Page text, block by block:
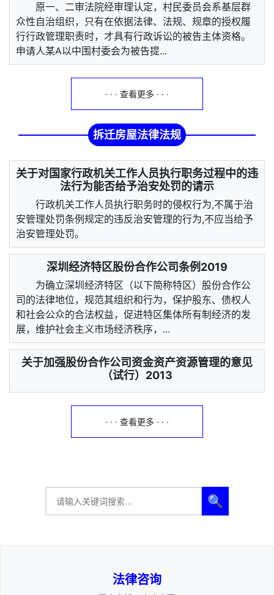
原一、二审法院经审理认定，村民委员会系基层群
众性自治组织，只有在依据法律、法规、规章的授权履
行行政管理职责时，才具有行政诉讼的被告主体资格。
申请人某A以中围村委会为被告提...
· · · 查看更多 · · ·
拆迁房屋法律法规
关于对国家行政机关工作人员执行职务过程中的违
法行为能否给予治安处罚的请示
行政机关工作人员执行职务时的侵权行为,不属于治
安管理处罚条例规定的违反治安管理的行为,不应当给予
治安管理处罚。
深圳经济特区股份合作公司条例2019
为确立深圳经济特区（以下简称特区）股份合作公
司的法律地位，规范其组织和行为，保护股东、债权人
和社会公众的合法权益，促进特区集体所有制经济的发
展，维护社会主义市场经济秩序，...
关于加强股份合作公司资金资产资源管理的意见
（试行）2013
· · · 查看更多 · · ·
🔍
法律咨询